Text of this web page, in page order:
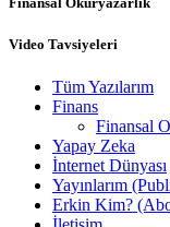
Video Tavsiyeleri
Tüm Yazılarım
Finans
Finansal
Yapay Zeka
İnternet Dünyası
Yayınlarım
Erkin Kim?